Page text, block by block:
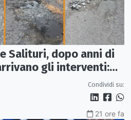
Salituri, dopo anni di
gli interventi:
Condividi su:
21 ore fa